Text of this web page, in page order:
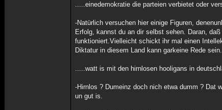
.....einedemokratie die parteien verbietet oder
-Natürlich versuchen hier einige Figuren,
Erfolg, kannst du an dir selbst sehen. Daran,
funktioniert.Vielleicht schickt ihr mal einen
Diktatur in diesem Land kann garkeine Rede sein.
.....watt is mit den hirnlosen hooligans in
-Hirnlos ? Dumeinz doch nich etwa dumm ? Dat
un gut is.